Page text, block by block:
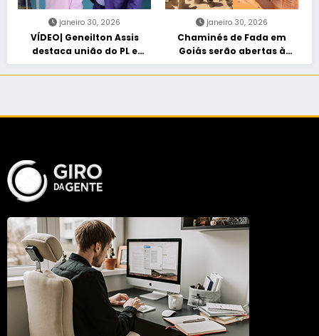
janeiro 30, 2026
VÍDEO| Geneilton Assis
destaca união do PL e
consolidação de apoio a
Maycon Tombini em Jataí
janeiro 30, 2026
Chaminés de Fada em
Goiás serão abertas à
visitação controlada